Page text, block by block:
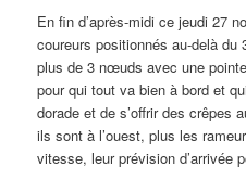
En fin d’après-midi ce jeudi 27
coureurs positionnés au-delà du
plus de 3 nœuds avec une
pour qui tout va bien à bord et
dorade et de s’offrir des crêpes
ils sont à l’ouest, plus les
vitesse, leur prévision d’arrivée